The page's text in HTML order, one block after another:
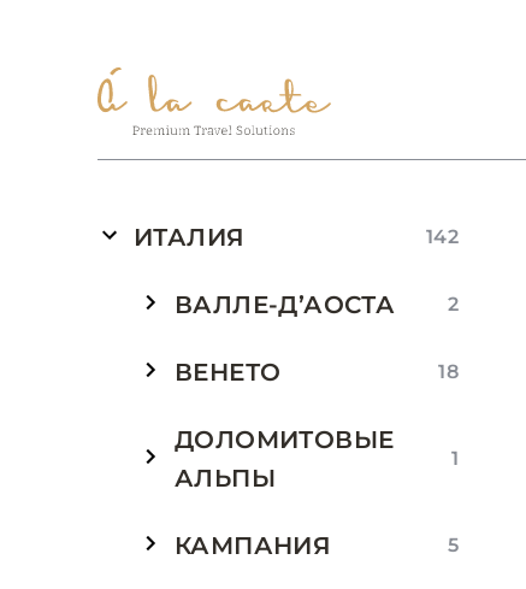
ИТАЛИЯ 142
ВАЛЛЕ-Д’АОСТА 2
ВЕНЕТО 18
ДОЛОМИТОВЫЕ
АЛЬПЫ
1
КАМПАНИЯ 5